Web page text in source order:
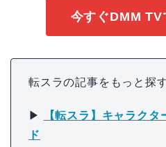
今すぐDMM TV
転スラの記事をもっと探
▶
【転スラ】キャラク
ド